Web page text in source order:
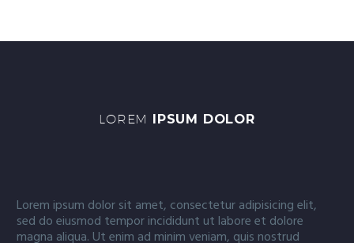
LOREM IPSUM DOLOR
Lorem ipsum dolor sit amet, consectetur adipisicing elit,
sed do eiusmod tempor incididunt ut labore et dolore
magna aliqua. Ut enim ad minim veniam, quis nostrud